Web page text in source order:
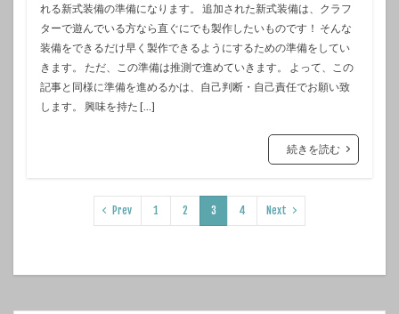
れる新式装備の準備になります。 追加された新式装備は、クラフ
ターで遊んでいる方なら直ぐにでも製作したいものです！ そんな
装備をできるだけ早く製作できるようにするための準備をしてい
きます。 ただ、この準備は推測で進めていきます。 よって、この
記事と同様に準備を進めるかは、自己判断・自己責任でお願い致
します。 興味を持た […]
続きを読む
Prev 1 2 3 4 Next